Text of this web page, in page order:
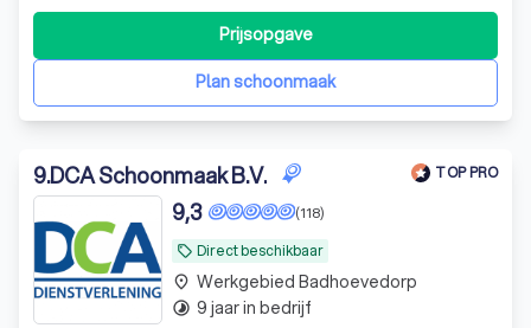
Plan schoonmaak
Prijsopgave
9.DCA Schoonmaak B.V. TOP PRO
local_offer Direct beschikbaar
(118)
9,3
place Werkgebied Badhoevedorp
timelapse 9 jaar in bedrijf